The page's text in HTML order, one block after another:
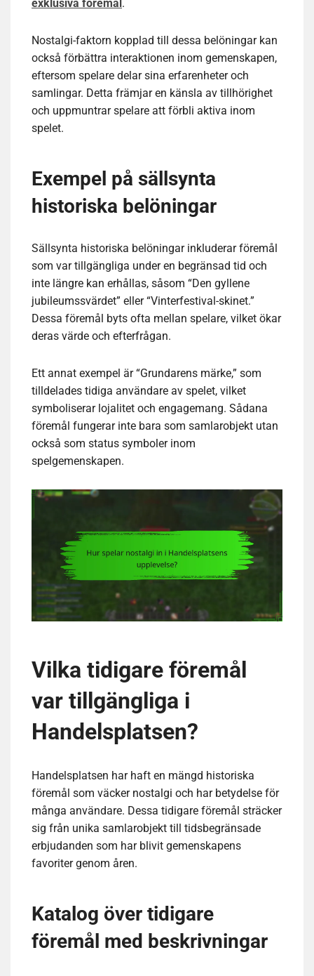
exklusiva föremål .
Nostalgi-faktorn kopplad till dessa belöningar kan
också förbättra interaktionen inom gemenskapen,
eftersom spelare delar sina erfarenheter och
samlingar. Detta främjar en känsla av tillhörighet
och uppmuntrar spelare att förbli aktiva inom
spelet.
Exempel på sällsynta
historiska belöningar
Sällsynta historiska belöningar inkluderar föremål
som var tillgängliga under en begränsad tid och
inte längre kan erhållas, såsom “Den gyllene
jubileumssvärdet” eller “Vinterfestival-skinet.”
Dessa föremål byts ofta mellan spelare, vilket ökar
deras värde och efterfrågan.
Ett annat exempel är “Grundarens märke,” som
tilldelades tidiga användare av spelet, vilket
symboliserar lojalitet och engagemang. Sådana
föremål fungerar inte bara som samlarobjekt utan
också som status symboler inom
spelgemenskapen.
Vilka tidigare föremål
var tillgängliga i
Handelsplatsen?
Handelsplatsen har haft en mängd historiska
föremål som väcker nostalgi och har betydelse för
många användare. Dessa tidigare föremål sträcker
sig från unika samlarobjekt till tidsbegränsade
erbjudanden som har blivit gemenskapens
favoriter genom åren.
Katalog över tidigare
föremål med beskrivningar